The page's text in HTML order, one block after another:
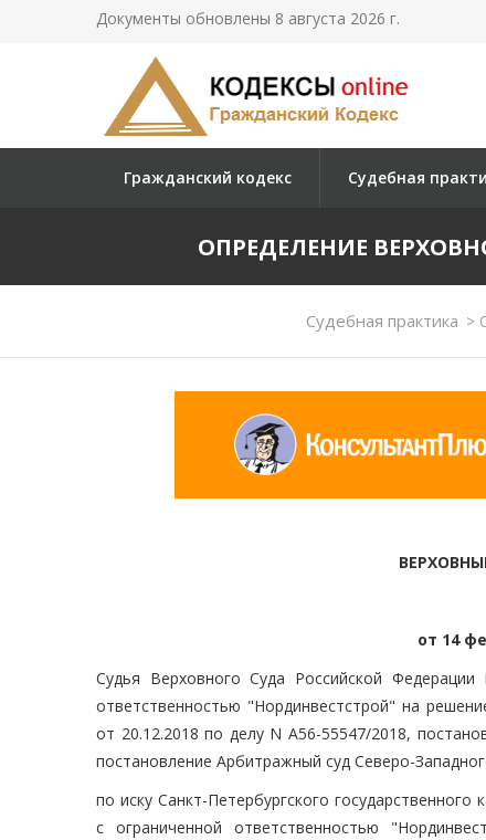
Документы обновлены 8 августа 2026 г.
Гражданский кодекс Судебная
ОПРЕДЕЛЕНИЕ
Судебная практика >
от 14
Судья Верховного Суда Российской
ответственностью "Нординвестстрой" на
от 20.12.2018 по делу N А56-55547/2018,
постановление Арбитражный суд Северо-
по иску Санкт-Петербургского
с ограниченной ответственностью